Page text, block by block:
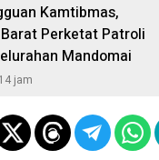
Kamtibmas,
Perketat Patroli
Mandomai
14 jam